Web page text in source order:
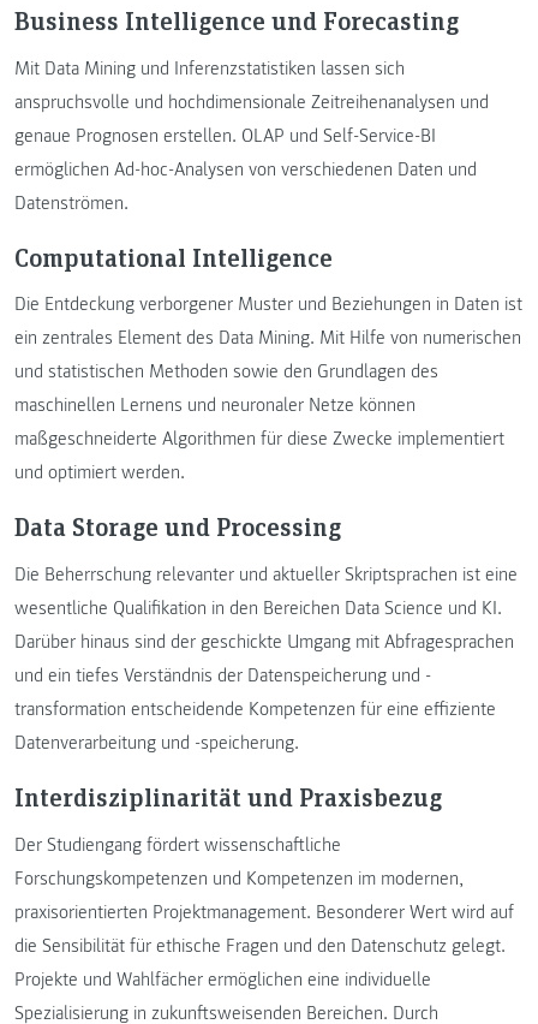
Business Intelligence und Forecasting
Mit Data Mining und Inferenzstatistiken lassen sich
anspruchsvolle und hochdimensionale Zeitreihenanalysen und
genaue Prognosen erstellen. OLAP und Self-Service-BI
ermöglichen Ad-hoc-Analysen von verschiedenen Daten und
Datenströmen.
Computational Intelligence
Die Entdeckung verborgener Muster und Beziehungen in Daten ist
ein zentrales Element des Data Mining. Mit Hilfe von numerischen
und statistischen Methoden sowie den Grundlagen des
maschinellen Lernens und neuronaler Netze können
maßgeschneiderte Algorithmen für diese Zwecke implementiert
und optimiert werden.
Data Storage und Processing
Die Beherrschung relevanter und aktueller Skriptsprachen ist eine
wesentliche Qualifikation in den Bereichen Data Science und KI.
Darüber hinaus sind der geschickte Umgang mit Abfragesprachen
und ein tiefes Verständnis der Datenspeicherung und -
transformation entscheidende Kompetenzen für eine effiziente
Datenverarbeitung und -speicherung.
Interdisziplinarität und Praxisbezug
Der Studiengang fördert wissenschaftliche
Forschungskompetenzen und Kompetenzen im modernen,
praxisorientierten Projektmanagement. Besonderer Wert wird auf
die Sensibilität für ethische Fragen und den Datenschutz gelegt.
Projekte und Wahlfächer ermöglichen eine individuelle
Spezialisierung in zukunftsweisenden Bereichen. Durch